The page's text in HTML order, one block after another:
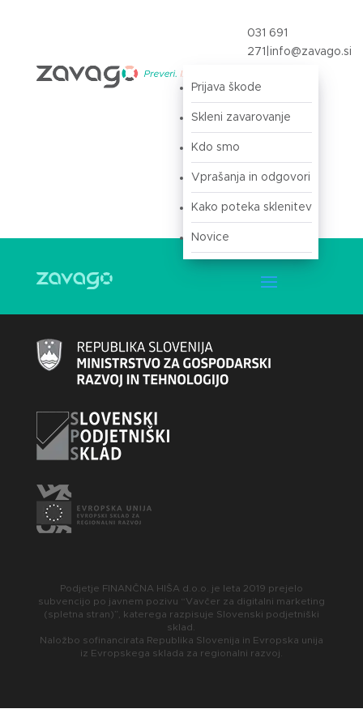
031 691
271 info@zavago.si
Prijava škode
Skleni zavarovanje
Kdo smo
Vprašanja in odgovori
Kako poteka sklenitev
Novice
Podjetje FINANČNA HIŠA d.o.o. je leta 2019 prejelo
subvencijo po javnem pozivu “Vavčer za digitalni marketing
(spletna stran)”, katerega razpisuje Slovenski podjetniški
sklad.
Naložbo sofinancirata Republika Slovenija in Evropska unija
iz Evropskega sklada za regionalni razvoj.